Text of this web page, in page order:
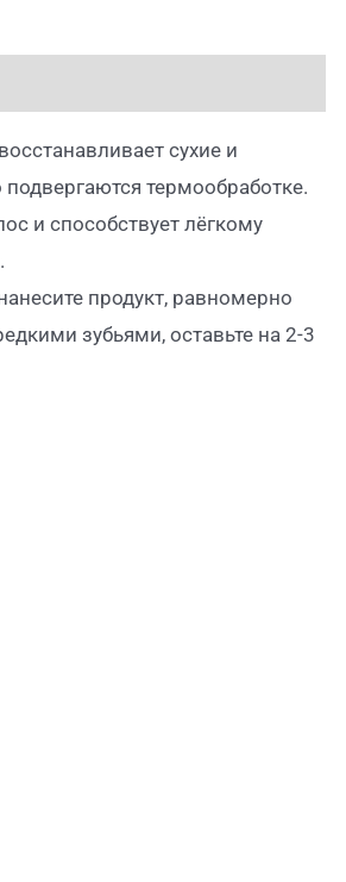
сухие и
термообработке.
и способствует лёгкому
продукт, равномерно
зубьями, оставьте на 2-3